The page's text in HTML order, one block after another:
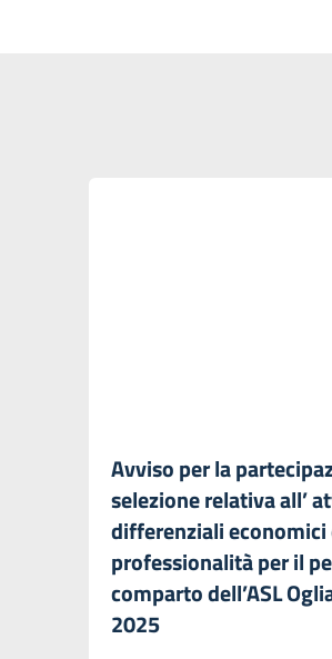
Avviso per la
selezione relativa all’
differenziali economici
professionalità per il
comparto dell’ASL
2025